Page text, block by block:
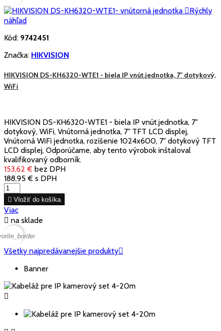
Rýchly
náhľad
Kód: 9742451
Značka: HIKVISION
HIKVISION DS-KH6320-WTE1 - biela IP vnút.jednotka, 7" dotykový,
WiFi
HIKVISION DS-KH6320-WTE1 - biela IP vnút.jednotka, 7"
dotykový, WiFi, Vnútorná jednotka, 7" TFT LCD displej,
Vnútorná WiFi jednotka, rozíšenie 1024x600, 7" dotykový TFT
LCD displej, Odporúčame, aby tento výrobok inštaloval
kvalifikovaný odborník.
153,62 € bez DPH
188,95 € s DPH
 Vložiť do košíka
Viac
 na sklade
Všetky najpredávanejšie produkty
Banner
